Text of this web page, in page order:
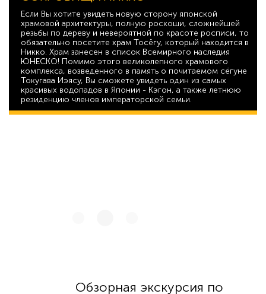
Если Вы хотите увидеть новую сторону японской
храмовой архитектуры, полную роскоши, сложнейшей
резьбы по дереву и невероятной по красоте росписи, то
обязательно посетите храм Тосёгу, который находится в
Никко. Храм занесен в список Всемирного наследия
ЮНЕСКО! Помимо этого великолепного храмового
комплекса, возведенного в память о почитаемом сёгуне
Токугава Иэясу, Вы сможете увидеть один из самых
красивых водопадов в Японии - Кэгон, а также летнюю
резиденцию членов императорской семьи.
Обзорная экскурсия по